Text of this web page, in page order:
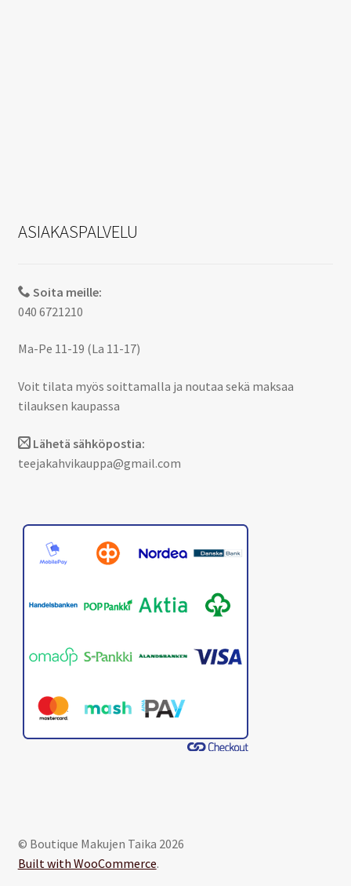
ASIAKASPALVELU
Soita meille:
040 6721210
Ma-Pe 11-19 (La 11-17)
Voit tilata myös soittamalla ja noutaa sekä maksaa
tilauksen kaupassa
Lähetä sähköpostia:
teejakahvikauppa@gmail.com
© Boutique Makujen Taika 2026
Built with WooCommerce.